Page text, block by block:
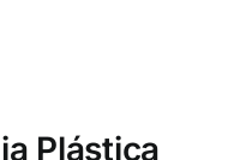
Plástica